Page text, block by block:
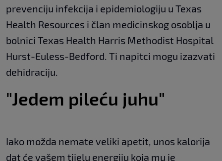
prevenciju infekcija i epidemiologiju u Texas
Health Resources i član medicinskog osoblja u
bolnici Texas Health Harris Methodist Hospital
Hurst-Euless-Bedford. Ti napitci mogu izazvati
dehidraciju.
"Jedem pileću juhu"
Iako možda nemate veliki apetit, unos kalorija
dat će vašem tijelu energiju koja mu je